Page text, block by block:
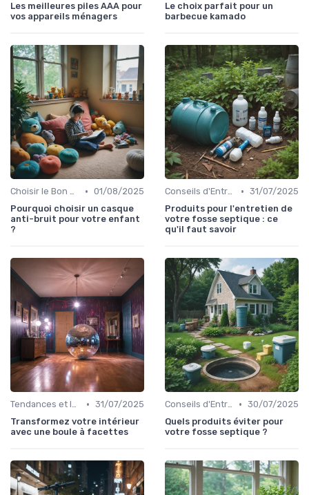
Les meilleures piles AAA pour
vos appareils ménagers
Le choix parfait pour un
barbecue kamado
Choisir le Bon Appareil • 01/08/2025
Pourquoi choisir un casque
anti-bruit pour votre enfant
?
Conseils d'Entretien • 31/07/2025
Produits pour l'entretien de
votre fosse septique : ce
qu'il faut savoir
Tendances et Innovations • 31/07/2025
Transformez votre intérieur
avec une boule à facettes
Conseils d'Entretien • 30/07/2025
Quels produits éviter pour
votre fosse septique ?